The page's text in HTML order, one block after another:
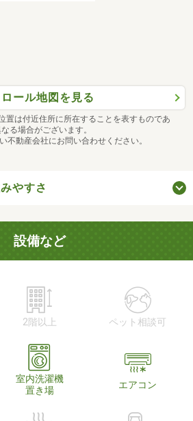
ール地図を見る
置は付近住所に所在することを表すものであ
る場合がございます。
不動産会社にお問い合わせください。
やすさ
設備など
2階以上 ペット相談可
室内洗濯機
置き場
エアコン